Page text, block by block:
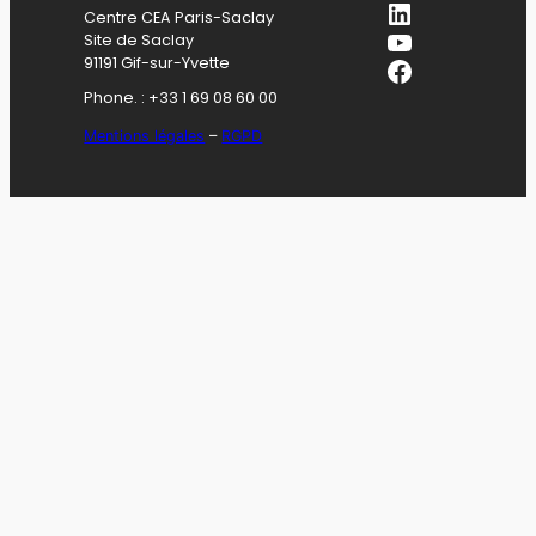
Centre CEA Paris-Saclay
Site de Saclay
91191 Gif-sur-Yvette
Phone. : +33 1 69 08 60 00
Mentions légales – RGPD
LinkedIn
YouTube
Facebook